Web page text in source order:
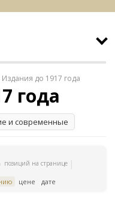
Издания до 1917 года
года
и современные
позиций на странице
цене дате